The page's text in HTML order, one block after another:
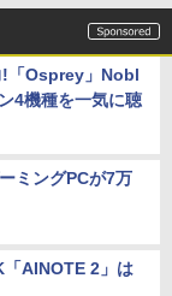
!「Osprey」Nobl
4機種を一気に聴
ミングPCが7万
AINOTE 2」は